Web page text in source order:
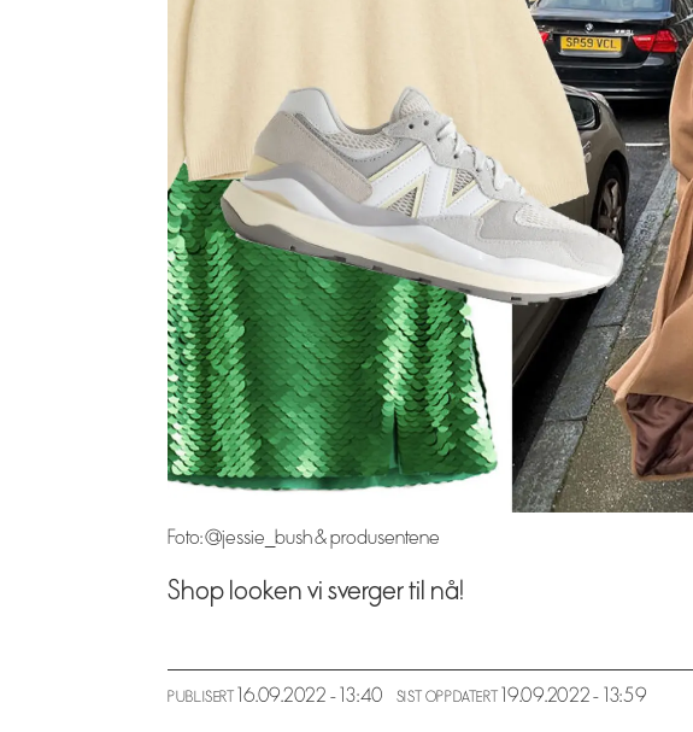
Foto: @jessie_bush & produsentene
Shop looken vi sverger til nå!
PUBLISERT 16.09.2022 - 13:40 SIST OPPDATERT 19.09.2022 - 13:59